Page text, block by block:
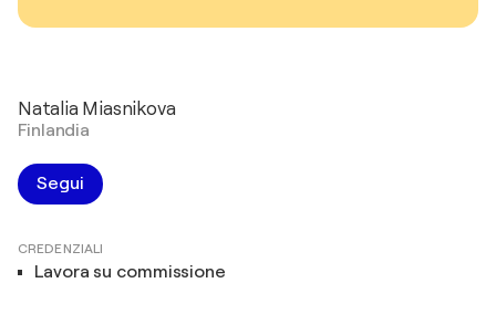
Natalia Miasnikova
Finlandia
Segui
CREDENZIALI
Lavora su commissione